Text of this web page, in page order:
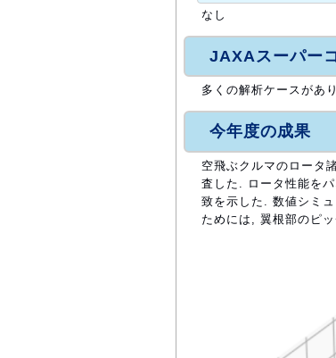
なし
JAXAスーパー
多くの解析ケースがあ
今年度の成果
空飛ぶクルマのロータ
査した. ロータ性能を
致を示した. 数値シミ
ためには, 翼根部のピ